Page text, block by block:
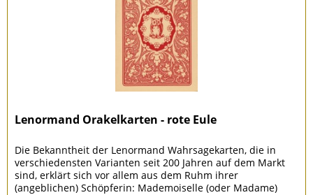
Lenormand Orakelkarten - rote Eule
Die Bekanntheit der Lenormand Wahrsagekarten, die in
verschiedensten Varianten seit 200 Jahren auf dem Markt
sind, erklärt sich vor allem aus dem Ruhm ihrer
(angeblichen) Schöpferin: Mademoiselle (oder Madame)